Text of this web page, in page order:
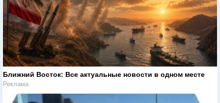
Ближний Восток: Все актуальные новости в одном месте
Реклама